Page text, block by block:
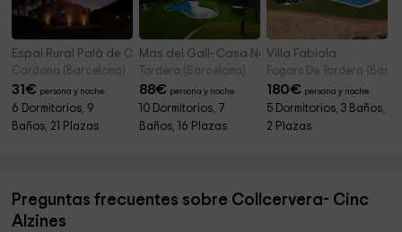
Espai Rural Palà de Coma
Cardona (Barcelona)
31€ persona y noche
6 Dormitorios, 9
Baños, 21 Plazas
Mas del Gall- Casa Nova
Tordera (Barcelona)
88€ persona y noche
10 Dormitorios, 7
Baños, 16 Plazas
Villa Fabiola
Fogars De Tordera
180€ persona y noche
5 Dormitorios, 3 Baños,
2 Plazas
Preguntas frecuentes sobre Collcervera- Cinc
Alzines